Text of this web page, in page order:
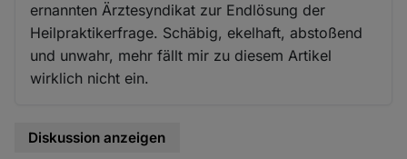
ernannten Ärztesyndikat zur Endlösung der
Heilpraktikerfrage. Schäbig, ekelhaft, abstoßend
und unwahr, mehr fällt mir zu diesem Artikel
wirklich nicht ein.
Diskussion anzeigen